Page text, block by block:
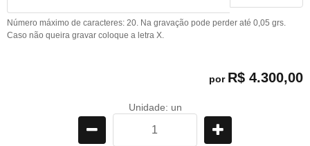
Número máximo de caracteres: 20. Na gravação pode perder até 0,05 grs.
Caso não queira gravar coloque a letra X.
por R$ 4.300,00
Unidade: un